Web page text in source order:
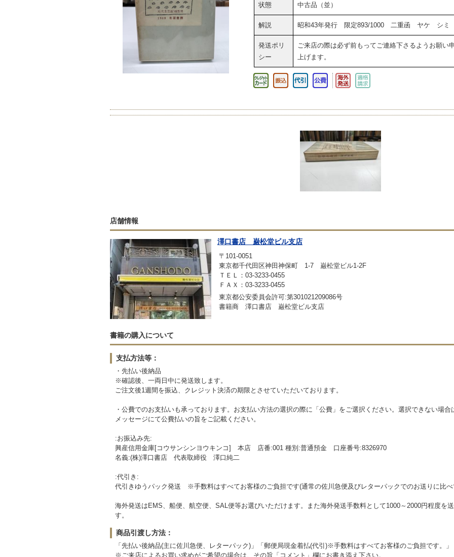
状態 中古品（並）
解説 昭和43年発行 限定893/1000 二重函 ヤケ シミ
発送ポリ
シー
ご来店の際は必ず前もってご連絡下さるようお願い
上げます。
店舗情報
澤口書店 巌松堂ビル支店
〒101-0051
東京都千代田区神田神保町 1-7 巌松堂ビル1-2F
ＴＥＬ：03-3233-0455
ＦＡＸ：03-3233-0455
東京都公安委員会許可:第301021209086号
書籍商 澤口書店 巌松堂ビル支店
書籍の購入について
支払方法等：
・先払い後納品
※確認後、一両日中に発送致します。
ご注文後1週間を振込、クレジット決済の期限とさせていただいております。
・公費でのお支払いも承っております。お支払い方法の選択の際に「公費」をご選択ください。選択できない場合
メッセージにて公費払いの旨をご記載ください。
:お振込み先:
興産信用金庫[コウサンシンヨウキンコ] 本店 店番:001 種別:普通預金 口座番号:8326970
名義:(株)澤口書店 代表取締役 澤口純二
:代引き:
代引きゆうパック発送 ※手数料はすべてお客様のご負担です(通常の佐川急便及びレターパックでのお送りに比べ
海外発送はEMS、船便、航空便、SAL便等お選びいただけます。また海外発送手数料として1000～2000円程度を
す。
商品引渡し方法：
「先払い後納品(主に佐川急便、レターパック)」「郵便局現金着払(代引)※手数料はすべてお客様のご負担です。」
※ご来店によるお買い求めがご希望の場合は、その旨「コメント」欄にお書き添え下さい。